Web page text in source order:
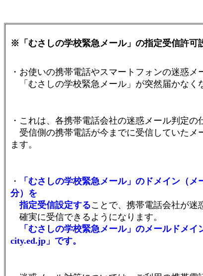
※「むさしの学校緊急メール」の指定受信許可
・お使いの携帯電話やスマートフォンの迷惑メ
「むさしの学校緊急メール」が突然届かなく
・これは、各携帯電話会社の迷惑メール判定の
受信側の携帯電話が今までに受信していたメ
ます。
・
「むさしの学校緊急メール」のドメイン（
分）を
指定受信設定することで、携帯電話会社が迷
確実に受信できるようになります。
「むさしの学校緊急メール」のメールドメイ
city.ed.jp」です。